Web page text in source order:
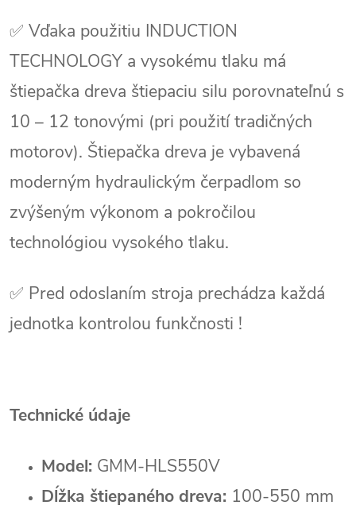
✅ Vďaka použitiu INDUCTION
TECHNOLOGY a vysokému tlaku má
štiepačka dreva štiepaciu silu porovnateľnú s
10 – 12 tonovými (pri použití tradičných
motorov). Štiepačka dreva je vybavená
moderným hydraulickým čerpadlom so
zvýšeným výkonom a pokročilou
technológiou vysokého tlaku.
✅ Pred odoslaním stroja prechádza každá
jednotka kontrolou funkčnosti !
Technické údaje
Model: GMM-HLS550V
Dĺžka štiepaného dreva: 100-550 mm